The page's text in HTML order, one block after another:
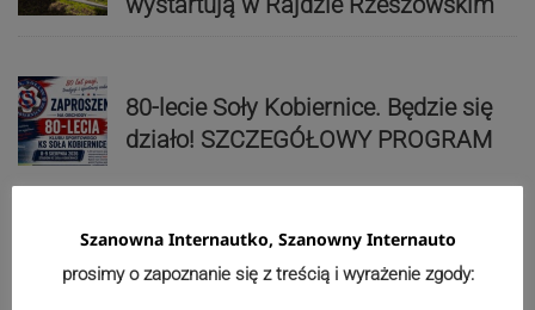
80-lecie Soły Kobiernice. Będzie się
działo! SZCZEGÓŁOWY PROGRAM
Kaniów stolicą europejskiego kajak
polo. Kilkadziesiąt drużyn z całej
Szanowna Internautko, Szanowny Internauto
prosimy o zapoznanie się z treścią i wyrażenie zgody: